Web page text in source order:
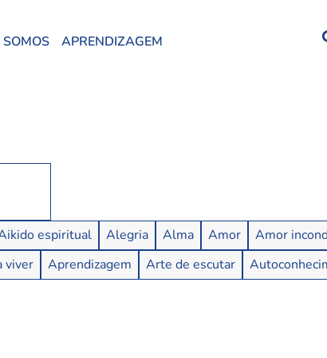
APRENDIZAGEM
espiritual Alegria Alma Amor Amor
viver
Aprendizagem Arte de escutar